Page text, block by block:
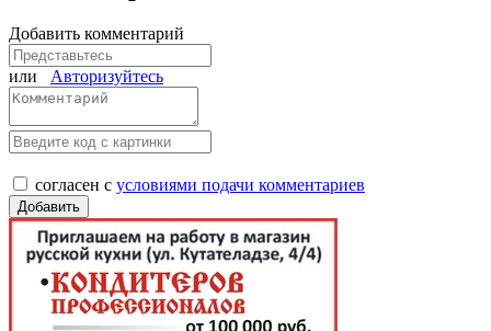
Добавить комментарий
или Авторизуйтесь
согласен с условиями подачи комментариев